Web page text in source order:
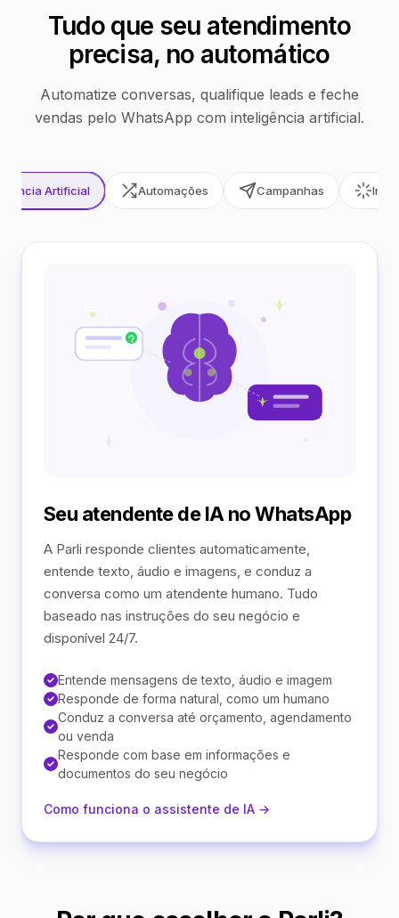
Tudo que seu atendimento
precisa, no automático
Automatize conversas, qualifique leads e feche
vendas pelo WhatsApp com inteligência artificial.
Artificial Automações Campanhas
Seu atendente de IA no WhatsApp
A Parli responde clientes automaticamente,
entende texto, áudio e imagens, e conduz a
conversa como um atendente humano. Tudo
baseado nas instruções do seu negócio e
disponível 24/7.
Entende mensagens de texto, áudio e imagem
Responde de forma natural, como um humano
Conduz a conversa até orçamento, agendamento
ou venda
Responde com base em informações e
documentos do seu negócio
Como funciona o assistente de IA →